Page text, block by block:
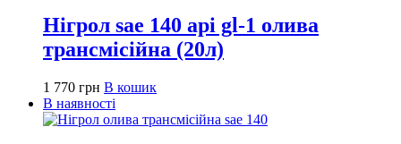
Нігрол sae 140 api gl-1 олива
трансмісійна (20л)
1 770 грн В кошик
В наявності